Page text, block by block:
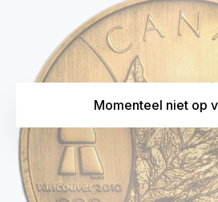
Momenteel niet op